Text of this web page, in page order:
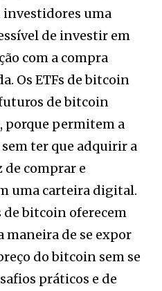
investidores uma
de investir em
com a compra
Os ETFs de bitcoin
de bitcoin
porque permitem a
ter que adquirir a
de comprar e
uma carteira digital.
de bitcoin oferecem
maneira de se expor
do bitcoin sem se
práticos e de